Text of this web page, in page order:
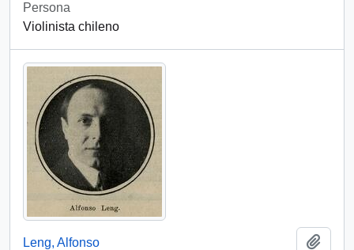
Persona
Violinista chileno
Leng, Alfonso